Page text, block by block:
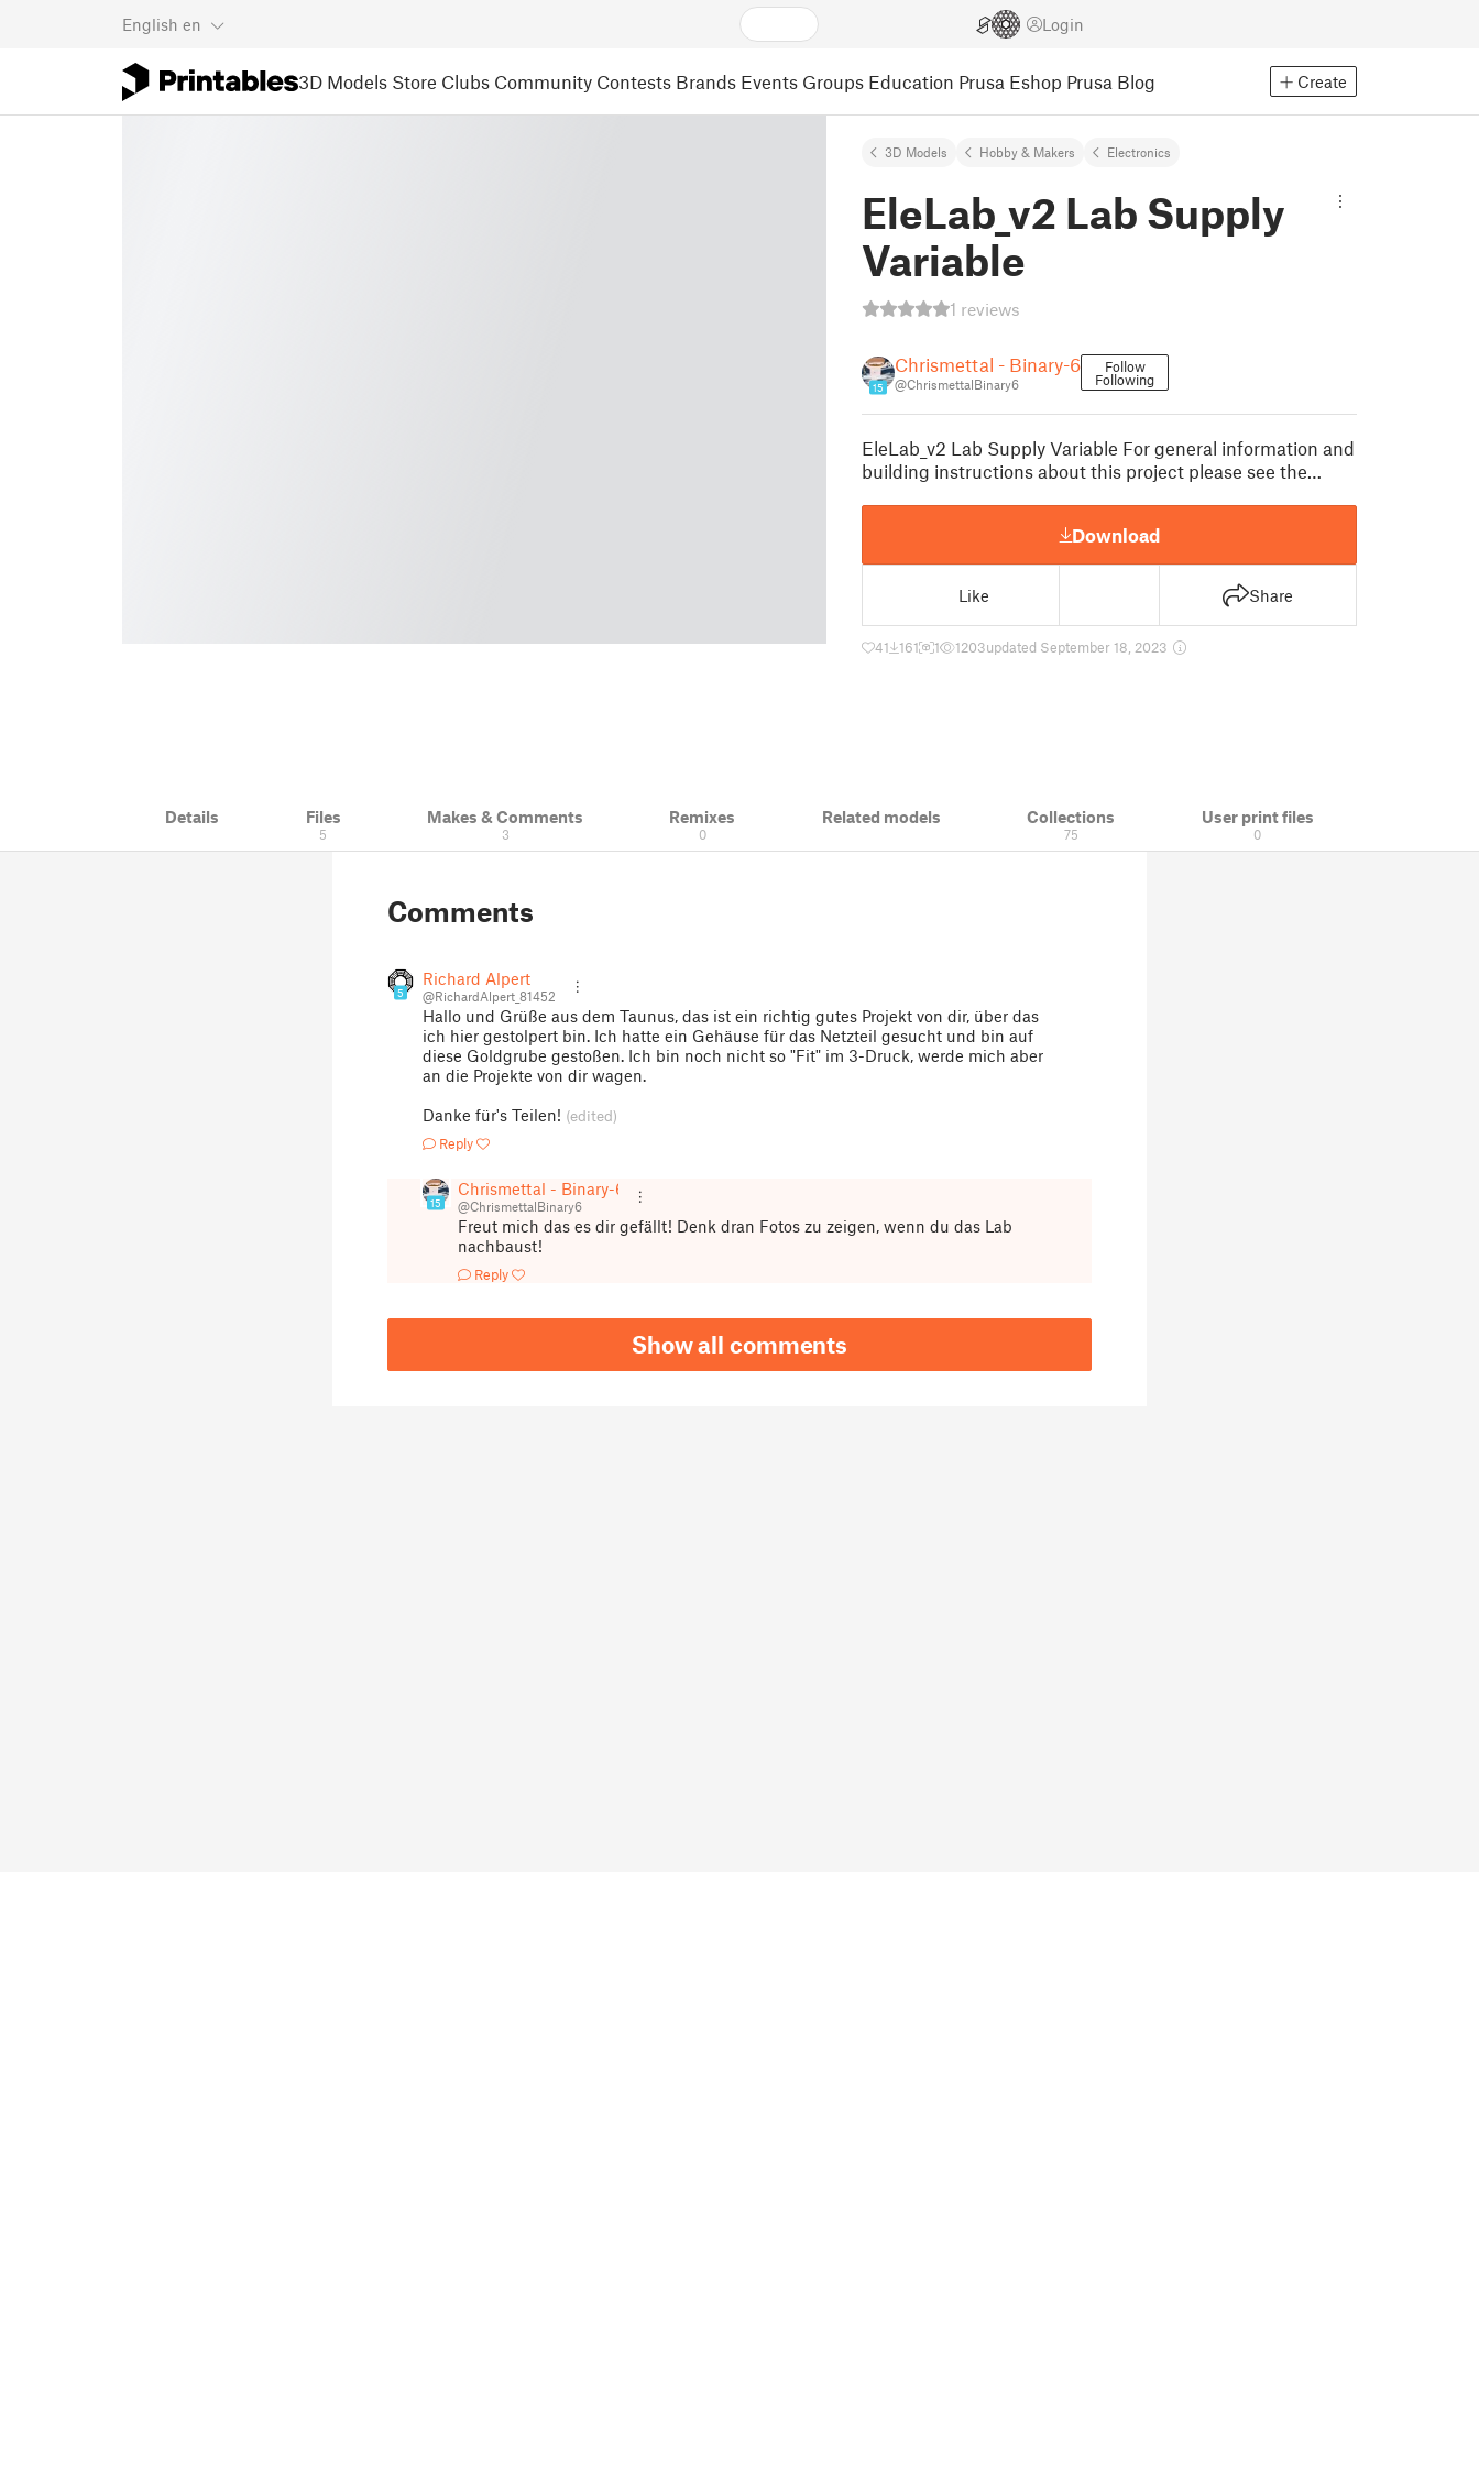
English en Login
3D Models Store Clubs Community Contests Brands Events Groups Education Prusa Eshop Prusa Blog Create
3D Models Hobby & Makers Electronics
EleLab_v2 Lab Supply
Variable
1 reviews
15
Chrismettal - Binary-6
@ChrismettalBinary6
Follow
Following
EleLab_v2 Lab Supply Variable For general information and
building instructions about this project please see the…
Download
Like Share
41 161 1 1203updated September 18, 2023
Details Files
5
Makes & Comments
3
Remixes
0
Related models Collections
75
User print files
0
Comments
5
Richard Alpert
@RichardAlpert_81452
Hallo und Grüße aus dem Taunus, das ist ein richtig gutes Projekt von dir, über das
ich hier gestolpert bin. Ich hatte ein Gehäuse für das Netzteil gesucht und bin auf
diese Goldgrube gestoßen. Ich bin noch nicht so "Fit" im 3-Druck, werde mich aber
an die Projekte von dir wagen.
Danke für's Teilen! (edited)
Reply
15
Chrismettal - Binary-6
@ChrismettalBinary6
Freut mich das es dir gefällt! Denk dran Fotos zu zeigen, wenn du das Lab
nachbaust!
Reply
Show all comments